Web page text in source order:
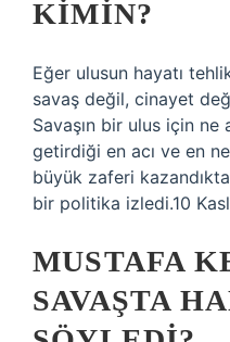
KIMIN?
Eğer ulusun hayatı
savaş değil, cinayet
Savaşın bir ulus için
getirdiği en acı ve en
büyük zaferi
bir politika izledi.10
MUSTAFA
SAVAŞTA